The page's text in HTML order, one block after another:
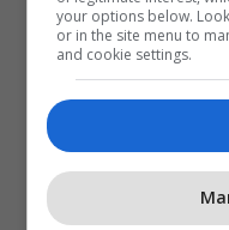
your options below.
or in the site menu to
and cookie settings.